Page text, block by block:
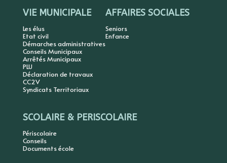
VIE MUNICIPALE
Les élus
Etat civil
Démarches administratives
Conseils Municipaux
Arrêtés Municipaux
PLU
Déclaration de travaux
CC2V
Syndicats Territoriaux
AFFAIRES SOCIALES
Seniors
Enfance
SCOLAIRE & PERISCOLAIRE
Périscolaire
Conseils
Documents école